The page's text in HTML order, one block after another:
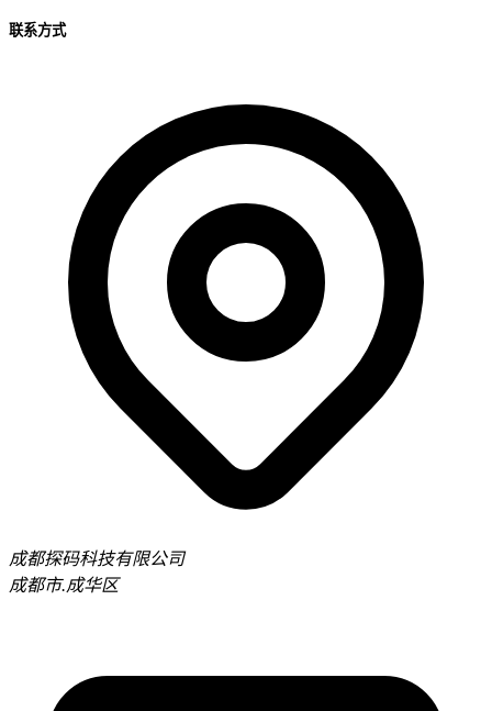
联系方式
成都探码科技有限公司
成都市.成华区